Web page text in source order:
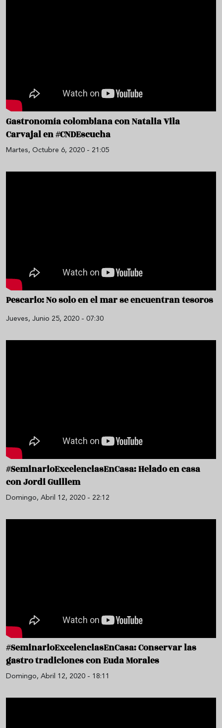
Gastronomía colombiana con Natalia Vila
Carvajal en #CNDEscucha
Martes, Octubre 6, 2020 - 21:05
Pescario: No solo en el mar se encuentran tesoros
Jueves, Junio 25, 2020 - 07:30
#SeminarioExcelenciasEnCasa: Helado en casa
con Jordi Guillem
Domingo, Abril 12, 2020 - 22:12
#SeminarioExcelenciasEnCasa: Conservar las
gastro tradiciones con Euda Morales
Domingo, Abril 12, 2020 - 18:11